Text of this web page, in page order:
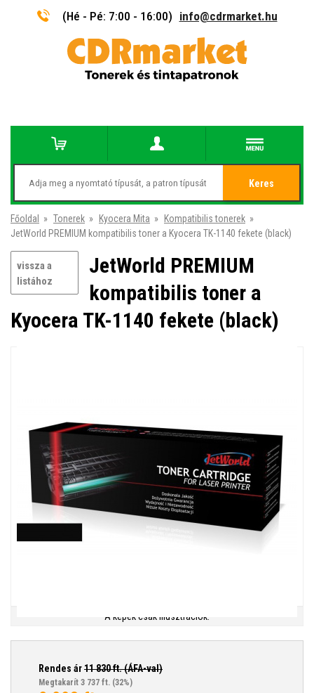
(Hé - Pé: 7:00 - 16:00) info@cdrmarket.hu
Keres
Főoldal » Tonerek » Kyocera Mita » Kompatibilis tonerek »
JetWorld PREMIUM kompatibilis toner a Kyocera TK-1140 fekete (black)
vissza a
listához
JetWorld PREMIUM
kompatibilis toner a
Kyocera TK-1140 fekete (black)
A képek csak illusztrációk.
Rendes ár11 830ft. (ÁFA-val)
Megtakarít 3 737 ft. (32%)